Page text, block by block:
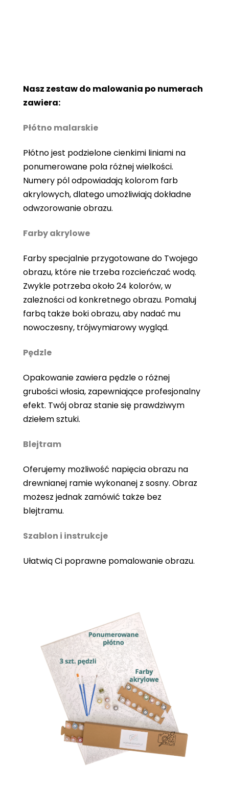
Nasz zestaw do malowania po numerach
zawiera:
Płótno malarskie
Płótno jest podzielone cienkimi liniami na
ponumerowane pola różnej wielkości.
Numery pól odpowiadają kolorom farb
akrylowych, dlatego umożliwiają dokładne
odwzorowanie obrazu.
Farby akrylowe
Farby specjalnie przygotowane do Twojego
obrazu, które nie trzeba rozcieńczać wodą.
Zwykle potrzeba około 24 kolorów, w
zależności od konkretnego obrazu. Pomaluj
farbą także boki obrazu, aby nadać mu
nowoczesny, trójwymiarowy wygląd.
Pędzle
Opakowanie zawiera pędzle o różnej
grubości włosia, zapewniające profesjonalny
efekt. Twój obraz stanie się prawdziwym
dziełem sztuki.
Blejtram
Oferujemy możliwość napięcia obrazu na
drewnianej ramie wykonanej z sosny. Obraz
możesz jednak zamówić także bez
blejtramu.
Szablon i instrukcje
Ułatwią Ci poprawne pomalowanie obrazu.